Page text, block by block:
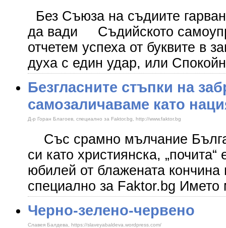
Без Съюза на съдиите
да вади Съдийското
отчетем успеха от буквите в
духа с един удар, или
Безгласните стъпки на
самозаличаваме като
Д-р Горан Благоев, специално за Faktor.bg, http://www.faktor.bg
Със срамно мълчание
си като християнска,
юбилей от блажената
специално за Faktor.bg Името
Черно-зелено-червено
Славея Балдева, https://slaveyabaldeva.wordpress.com/